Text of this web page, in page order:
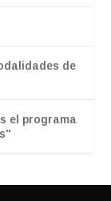
de
el programa